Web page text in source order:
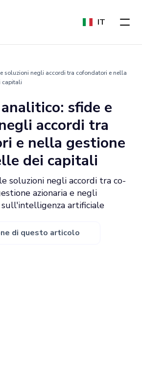
IT
soluzioni negli accordi tra cofondatori e nella
capitali
sfide e
accordi tra
e nella gestione
dei capitali
soluzioni negli accordi tra co-
azionaria e negli
artificiale
di questo articolo